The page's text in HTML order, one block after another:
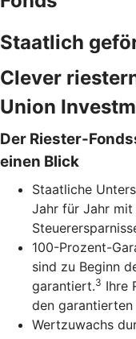
Staatlich
Clever
Union
Der Riester-
einen Blick
Staatliche
Jahr für Jahr mit
100-Prozent-
sind zu Beginn
garantiert.3 Ihre
den garantierten
Wertzuwachs